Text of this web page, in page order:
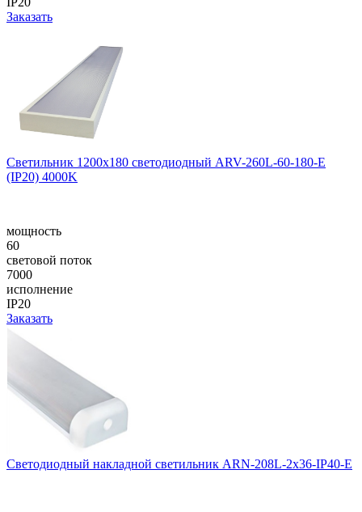
Заказать
Светильник 1200x180 светодиодный ARV-260L-60-180-E
(IP20) 4000K
мощность
60
световой поток
7000
исполнение
IP20
Заказать
Светодиодный накладной светильник ARN-208L-2x36-IP40-E